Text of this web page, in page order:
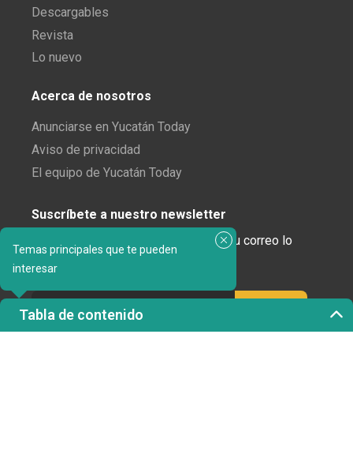
Temas principales que te pueden
interesar
Tabla de contenido
Descargables
Revista
Lo nuevo
Acerca de nosotros
Anunciarse en Yucatán Today
Aviso de privacidad
El equipo de Yucatán Today
Suscríbete a nuestro newsletter
¿Enamorado de Yucatán? Recibe en tu correo lo
mejor de Yucatán Today.